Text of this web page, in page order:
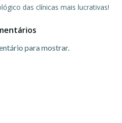
das clínicas mais lucrativas!
para mostrar.